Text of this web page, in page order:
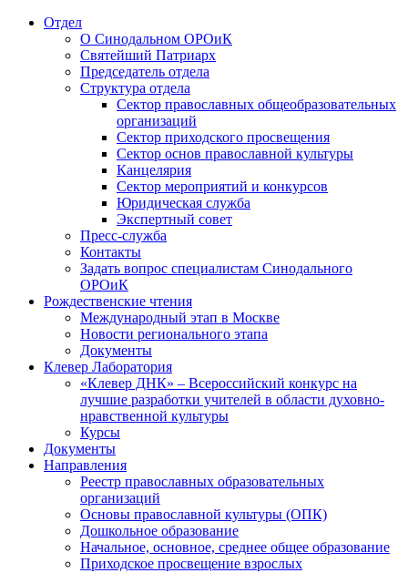
Отдел
О Синодальном ОРОиК
Святейший Патриарх
Председатель отдела
Структура отдела
Сектор православных общеобразовательных
организаций
Сектор приходского просвещения
Сектор основ православной культуры
Канцелярия
Сектор мероприятий и конкурсов
Юридическая служба
Экспертный совет
Пресс-служба
Контакты
Задать вопрос специалистам Синодального
ОРОиК
Рождественские чтения
Международный этап в Москве
Новости регионального этапа
Документы
Клевер Лаборатория
«Клевер ДНК» – Всероссийский конкурс на
лучшие разработки учителей в области духовно-
нравственной культуры
Курсы
Документы
Направления
Реестр православных образовательных
организаций
Основы православной культуры (ОПК)
Дошкольное образование
Начальное, основное, среднее общее образование
Приходское просвещение взрослых